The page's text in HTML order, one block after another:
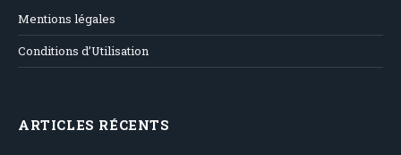
Mentions légales
Conditions d’Utilisation
ARTICLES RÉCENTS